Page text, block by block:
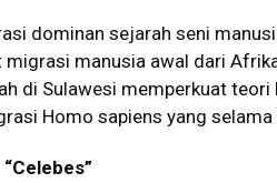
dominan sejarah seni
manusia awal dari
di Sulawesi memperkuat teori
Homo sapiens yang selama